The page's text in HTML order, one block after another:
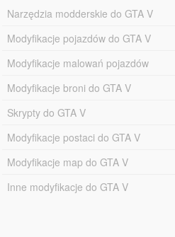
Narzędzia modderskie do GTA V
Modyfikacje pojazdów do GTA V
Modyfikacje malowań pojazdów
Modyfikacje broni do GTA V
Skrypty do GTA V
Modyfikacje postaci do GTA V
Modyfikacje map do GTA V
Inne modyfikacje do GTA V